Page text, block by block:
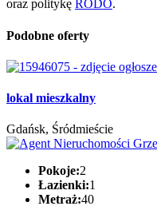
oraz politykę RODO.
Podobne oferty
lokal mieszkalny
Gdańsk, Śródmieście
Pokoje:2
Łazienki:1
Metraż:40